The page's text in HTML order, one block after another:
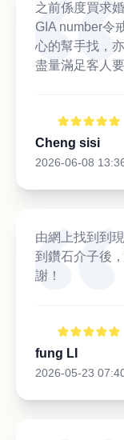
之前係度買求
GIA number令
心的幫手找，
盡量滿足客人
Cheng sisi
2026-06-08
由網上找到到
到鑽石介子後
謝！
fung LI
2026-05-23